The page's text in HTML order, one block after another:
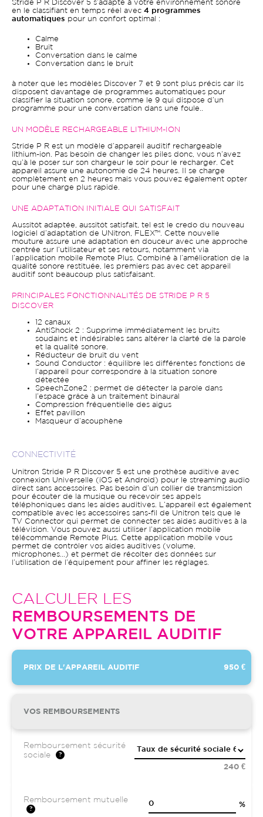
Stride P R Discover 5 s’adapte à votre environnement sonore
en le classifiant en temps réel avec 4 programmes
automatiques pour un confort optimal :
Calme
Bruit
Conversation dans le calme
Conversation dans le bruit
à noter que les modèles Discover 7 et 9 sont plus précis car ils
disposent davantage de programmes automatiques pour
classifier la situation sonore, comme le 9 qui dispose d’un
programme pour une conversation dans une foule..
UN MODÈLE RECHARGEABLE LITHIUM-ION
Stride P R est un modèle d’appareil auditif rechargeable
lithium-ion. Pas besoin de changer les piles donc, vous n’avez
qu’à le poser sur son chargeur le soir pour le recharger. Cet
appareil assure une autonomie de 24 heures. Il se charge
complètement en 2 heures mais vous pouvez également opter
pour une charge plus rapide.
UNE ADAPTATION INITIALE QUI SATISFAIT
Aussitôt adaptée, aussitôt satisfait, tel est le credo du nouveau
logiciel d’adaptation de UNitron, FLEX™. Cette nouvelle
mouture assure une adaptation en douceur avec une approche
centrée sur l’utilisateur et ses retours, notamment via
l’application mobile Remote Plus. Combiné à l’amélioration de la
qualité sonore restituée, les premiers pas avec cet appareil
auditif sont beaucoup plus satisfaisant.
PRINCIPALES FONCTIONNALITÉS DE STRIDE P R 5
DISCOVER
12 canaux
AntiShock 2 : Supprime immédiatement les bruits
soudains et indésirables sans altérer la clarté de la parole
et la qualité sonore.
Réducteur de bruit du vent
Sound Conductor : équilibre les différentes fonctions de
l’appareil pour correspondre à la situation sonore
détectée
SpeechZone2 : permet de détecter la parole dans
l’espace grâce à un traitement binaural
Compression fréquentielle des aigus
Effet pavillon
Masqueur d’acouphène
CONNECTIVITÉ
Unitron Stride P R Discover 5 est une prothèse auditive avec
connexion Universelle (iOS et Android) pour le streaming audio
direct sans accessoires. Pas besoin d’un collier de transmission
pour écouter de la musique ou recevoir ses appels
téléphoniques dans les aides auditives. L’appareil est également
compatible avec les accessoires sans-fil de Unitron tels que le
TV Connector qui permet de connecter ses aides auditives à la
télévision. Vous pouvez aussi utiliser l’application mobile
télécommande Remote Plus. Cette application mobile vous
permet de contrôler vos aides auditives (volume,
microphones…) et permet de récolter des données sur
l’utilisation de l’équipement pour affiner les réglages.
CALCULER LES
REMBOURSEMENTS DE
VOTRE APPAREIL AUDITIF
PRIX DE L'APPAREIL AUDITIF 950 €
VOS REMBOURSEMENTS
Remboursement sécurité
sociale
240 €
Remboursement mutuelle
%